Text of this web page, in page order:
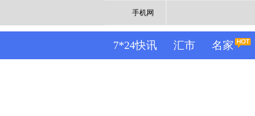
手机网
7*24快讯 汇市 名家